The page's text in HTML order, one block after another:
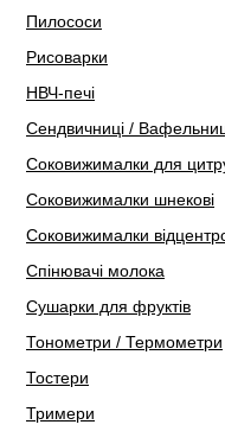
Пилососи
Рисоварки
НВЧ-печі
Сендвичниці /
Соковижималки для
Соковижималки шнекові
Соковижималки
Спінювачі молока
Сушарки для фруктів
Тонометри / Термометри
Тостери
Тримери